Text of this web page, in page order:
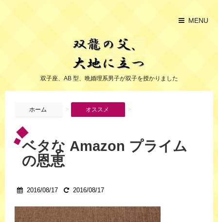
MENU
双子座、AB 型、晩婚理系男子が双子を授かりました
ホーム > オススメ >
ベタな Amazon プライム
の恩恵
2016/08/17 2016/08/17